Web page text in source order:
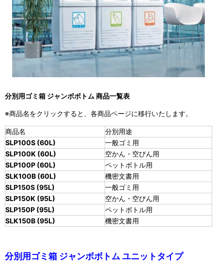
分別用ゴミ箱 ジャンボボトム 商品一覧表
※商品名をクリックすると、各商品ページに移行いたします。
商品名
分別用途
SLP100S (60L)
一般ゴミ用
SLP100K (60L)
空かん・空びん用
SLP100P (60L)
ペットボトル用
SLK100B (60L)
機密文書用
SLP150S (95L)
一般ゴミ用
SLP150K (95L)
空かん・空びん用
SLP150P (95L)
ペットボトル用
SLK150B (95L)
機密文書用
分別用ゴミ箱 ジャンボボトム ユニットタイプ